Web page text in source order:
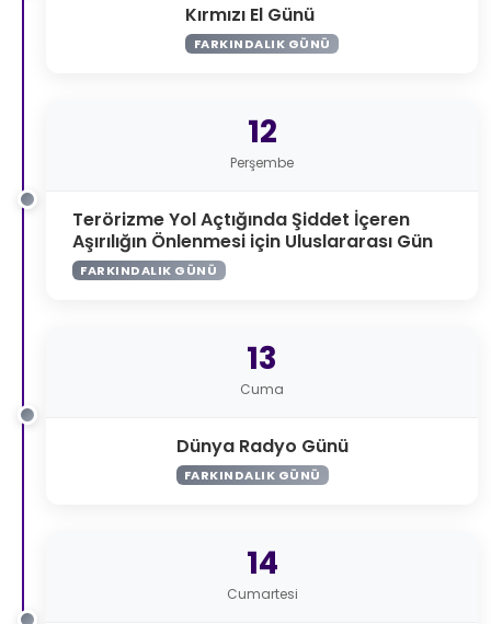
Kırmızı El Günü
FARKINDALIK GÜNÜ
12
Perşembe
Terörizme Yol Açtığında Şiddet İçeren
Aşırılığın Önlenmesi için Uluslararası Gün
FARKINDALIK GÜNÜ
13
Cuma
Dünya Radyo Günü
FARKINDALIK GÜNÜ
14
Cumartesi